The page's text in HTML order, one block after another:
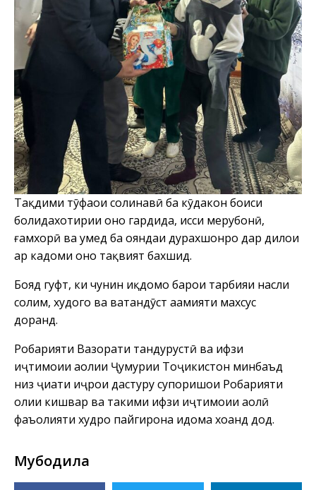
Тақдими тӯҳфаҳои солинавӣ ба кӯдакон боиси
болидахотирии онҳо гардида, ҳисси меҳрубонӣ,
ғамхорӣ ва умед ба ояндаи дурахшонро дар дилҳои
ҳар кадоми онҳо тақвият бахшид.
Бояд гуфт, ки чунин иқдомҳо барои тарбияи насли
солим, худогоҳ ва ватандӯст аҳамияти махсус
доранд.
Роҳбарияти Вазорати тандурустӣ ва ҳифзи
иҷтимоии аҳолии Ҷумҳурии Тоҷикистон минбаъд
низ ҷиҳати иҷрои дастуру супоришҳои Роҳбарияти
олии кишвар ва таҳкими ҳифзи иҷтимоии аҳолӣ
фаъолияти худро пайгирона идома хоҳанд дод.
Мубодила